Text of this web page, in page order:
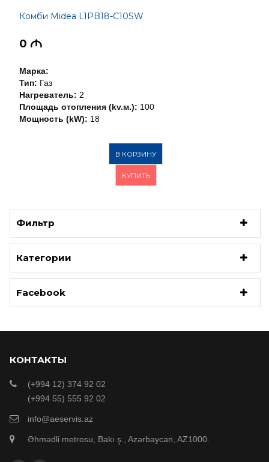
Комби Midea L1PB18-C10SW
0 M
Марка:
Тип: Газ
Нагреватель: 2
Площадь отопления (kv.м.): 100
Мощность (kW): 18
В КОРЗИНУ
КУПИТЬ
Фильтр
Категории
Facebook
КОНТАКТЫ
(+994 12) 374 92 02
(+994 55) 555 92 02
info@aeservis.az
Əhmədli metrosu, Bakı ş., Azərbaycan, AZ1000.